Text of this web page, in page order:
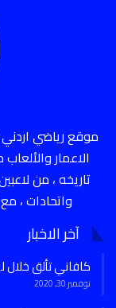
موقع رياضي
تاريخه ، من
واتحادات ، مع
آخر الاخبار
كافاني تألق خلال
نوفمبر 30, 2020